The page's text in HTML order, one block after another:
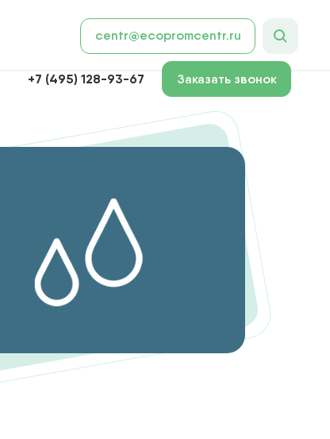
centr@ecopromcentr.ru
Заказать звонок
+7 (495) 128-93-67